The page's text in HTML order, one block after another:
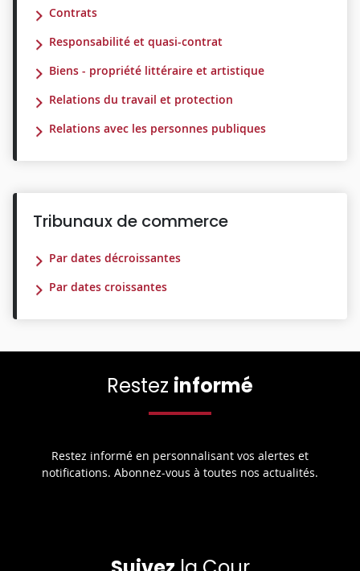
Contrats
Responsabilité et quasi-contrat
Biens - propriété littéraire et artistique
Relations du travail et protection
Relations avec les personnes publiques
Tribunaux de commerce
Par dates décroissantes
Par dates croissantes
Restez informé
Restez informé en personnalisant vos alertes et
notifications. Abonnez-vous à toutes nos actualités.